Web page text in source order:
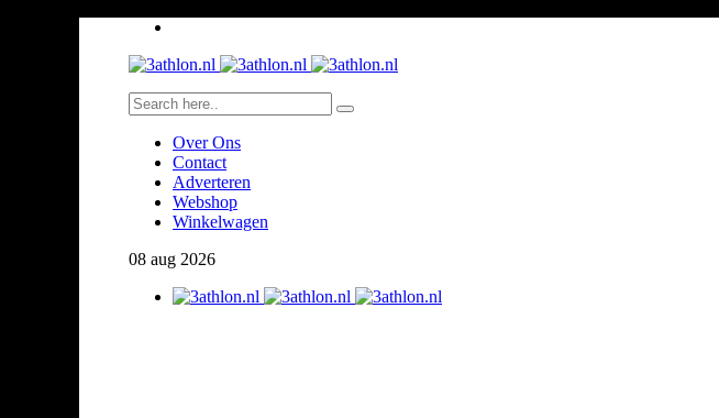
Over Ons
Contact
Adverteren
Webshop
Winkelwagen
08 aug 2026